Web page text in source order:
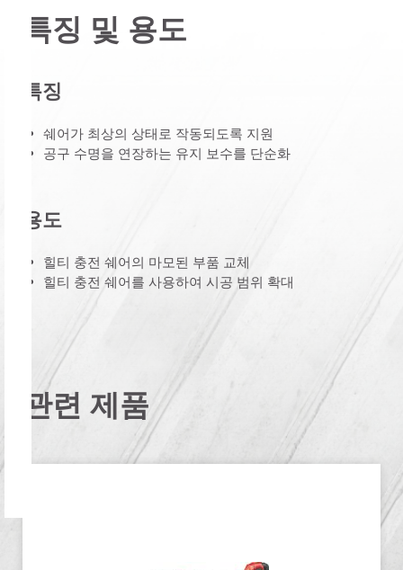
특징 및 용도
특징
쉐어가 최상의 상태로 작동되도록 지원
공구 수명을 연장하는 유지 보수를 단순화
용도
힐티 충전 쉐어의 마모된 부품 교체
힐티 충전 쉐어를 사용하여 시공 범위 확대
관련 제품